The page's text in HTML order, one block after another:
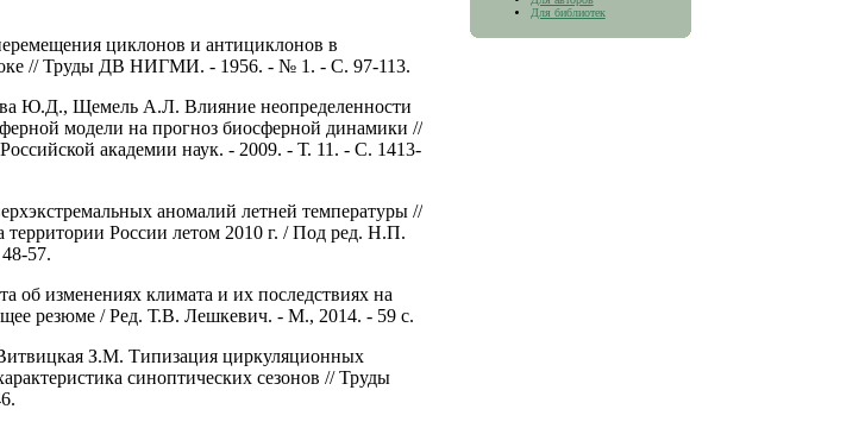
Для библиотек
циклонов и антициклонов в
// Труды ДВ НИГМИ. - 1956. - № 1. - С. 97-113.
Ю.Д., Щемель А.Л. Влияние неопределенности
модели на прогноз биосферной динамики //
академии наук. - 2009. - Т. 11. - C. 1413-
аномалий летней температуры //
России летом 2010 г. / Под ред. Н.П.
57.
об изменениях климата и их последствиях на
резюме / Ред. Т.В. Лешкевич. - М., 2014. - 59 с.
З.М. Типизация циркуляционных
синоптических сезонов // Труды